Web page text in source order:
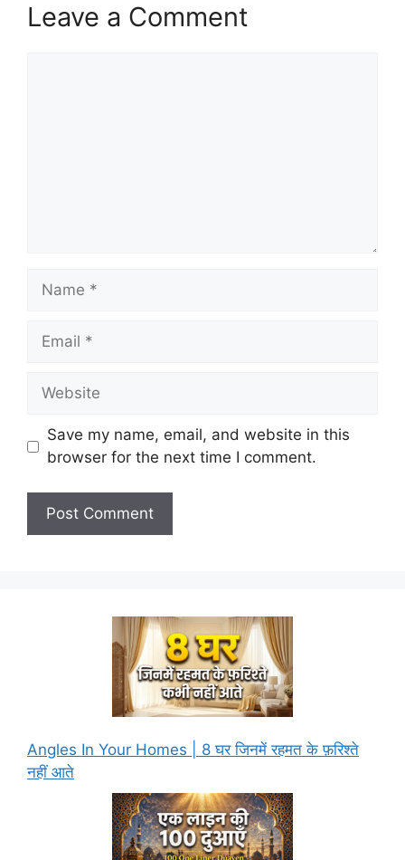
Leave a Comment
Name
Email
Website
Save my name, email, and website in this
browser for the next time I comment.
Angles In Your Homes | 8 घर जिनमें रहमत के फ़रिश्ते
नहीं आते